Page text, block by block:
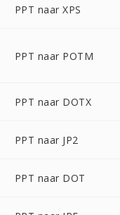
PPT naar XPS
PPT naar POTM
PPT naar DOTX
PPT naar JP2
PPT naar DOT